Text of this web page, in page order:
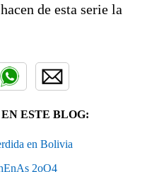
de esta serie la
ESTE BLOG:
en Bolivia
2oO4